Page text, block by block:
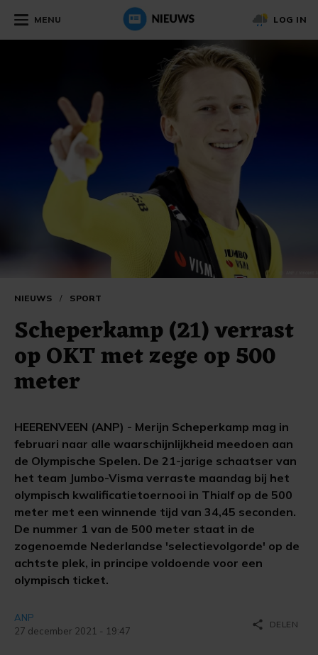
MENU LOG IN
NIEUWS / SPORT
Scheperkamp (21) verrast
op OKT met zege op 500
meter
HEERENVEEN (ANP) - Merijn Scheperkamp mag in
februari naar alle waarschijnlijkheid meedoen aan
de Olympische Spelen. De 21-jarige schaatser van
het team Jumbo-Visma verraste maandag bij het
olympisch kwalificatietoernooi in Thialf op de 500
meter met een winnende tijd van 34,45 seconden.
De nummer 1 van de 500 meter staat in de
zogenoemde Nederlandse 'selectievolgorde' op de
achtste plek, in principe voldoende voor een
olympisch ticket.
ANP
27 december 2021 - 19:47
share DELEN